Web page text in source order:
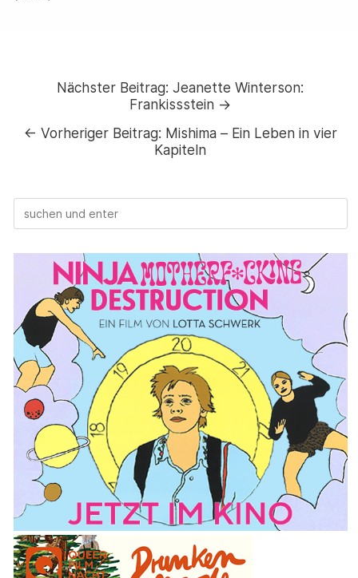
Nächster Beitrag:Jeanette Winterson:
Frankissstein →
← Vorheriger Beitrag: Mishima – Ein Leben in vier
Kapiteln